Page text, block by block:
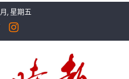
, 星期五